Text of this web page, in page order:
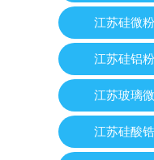
江苏硅微粉
江苏硅铝粉
江苏玻璃
江苏硅酸锆